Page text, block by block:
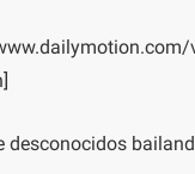
desconocidos